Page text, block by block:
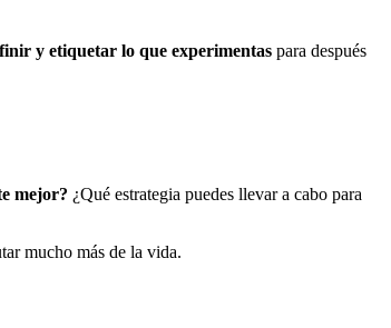
y etiquetar lo que experimentas para después
mejor? ¿Qué estrategia puedes llevar a cabo para
mucho más de la vida.